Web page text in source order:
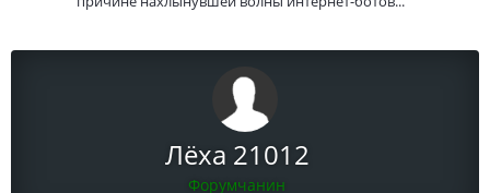
Лёха 21012
Форумчанин